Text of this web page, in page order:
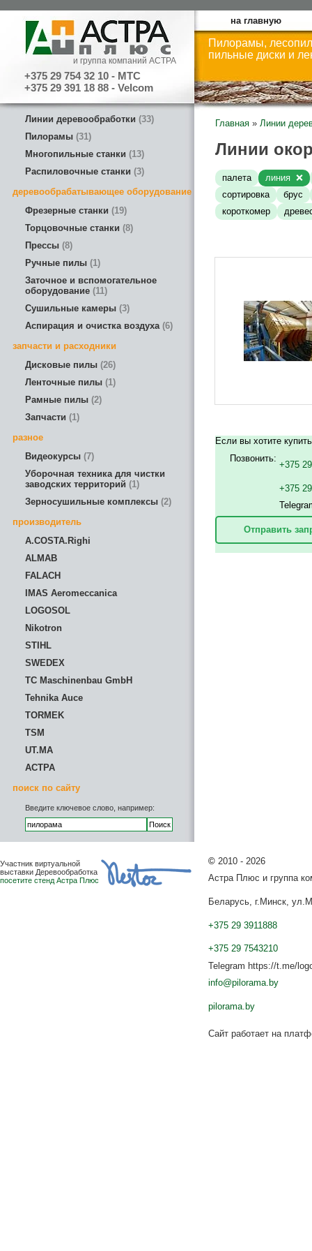
и группа компаний АСТРА
+375 29 754 32 10 - МТС
+375 29 391 18 88 - Velcom
на главную
Пилорамы,
пильные диски и
Линии деревообработки 33
Пилорамы 31
Многопильные станки
13
Распиловочные станки 3
деревообрабатывающее оборудование
Фрезерные станки
19
Торцовочные станки 8
Прессы 8
Ручные пилы 1
Заточное и вспомогательное
оборудование 11
Сушильные камеры 3
Аспирация и очистка воздуха 6
запчасти и расходники
Дисковые пилы 26
Ленточные пилы 1
Рамные пилы 2
Запчасти
1
разное
Видеокурсы 7
Уборочная техника для чистки
заводских территорий
1
Зерносушильные комплексы 2
производитель
A.COSTA.Righi
ALMAB
FALACH
IMAS Aeromeccanica
LOGOSOL
Nikotron
STIHL
SWEDEX
TC Maschinenbau GmbH
Tehnika Auce
TORMEK
TSM
UT.MA
АСТРА
поиск по сайту
Введите ключевое слово, например:
Главная » Линии
Линии
палета
линия
сортировка
брус
короткомер
Если вы хотите
Позвонить:
+375
+375
Отправить
Участник виртуальной
выставки Деревообработка
посетите стенд Астра Плюс
© 2010 - 2026
Астра Плюс и группа
Беларусь, г.Минск,
+375 29 3911888
+375 29 7543210
Telegram https://t.me/
info@pilorama.by
pilorama.by
Сайт работает на